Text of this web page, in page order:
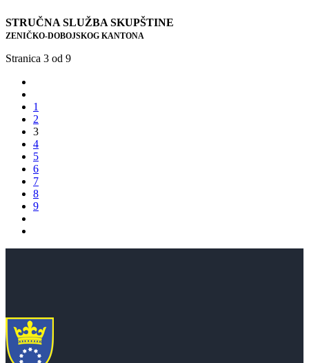
STRUČNA SLUŽBA SKUPŠTINE
ZENIČKO-DOBOJSKOG KANTONA
Stranica 3 od 9
1
2
3
4
5
6
7
8
9